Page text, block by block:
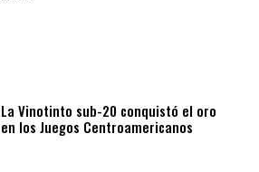
La Vinotinto sub-20 conquistó el oro
en los Juegos Centroamericanos